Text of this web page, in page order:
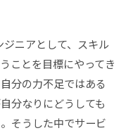
ニアとして、スキル
ことを目標にやってき
分の力不足ではある
分なりにどうしても
そうした中でサービ